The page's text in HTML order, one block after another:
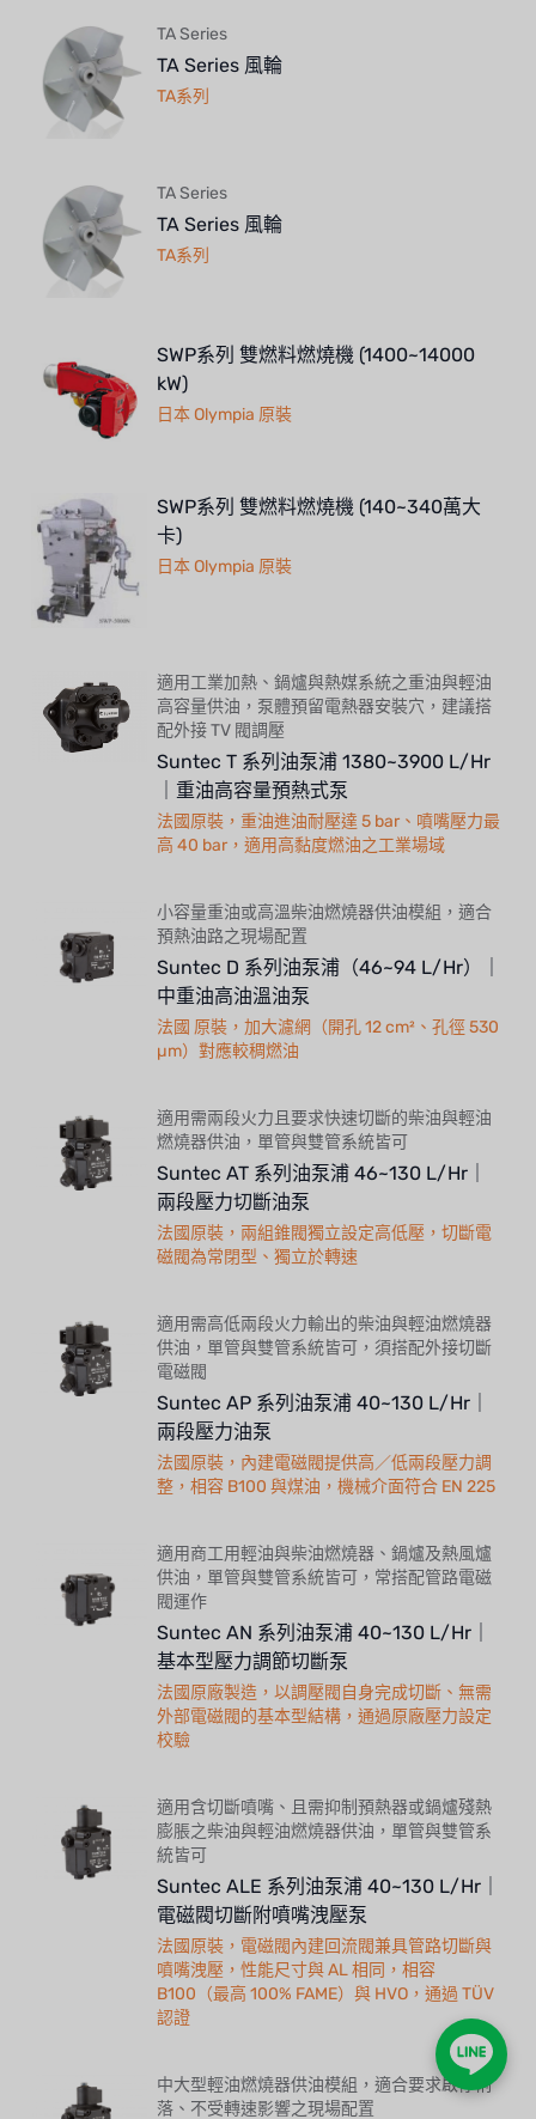
TA Series
TA Series 風輪
TA系列
TA Series
TA Series 風輪
TA系列
SWP系列 雙燃料燃燒機 (1400~14000
kW)
日本 Olympia 原裝
SWP系列 雙燃料燃燒機 (140~340萬大
卡)
日本 Olympia 原裝
適用工業加熱、鍋爐與熱媒系統之重油與輕油
高容量供油，泵體預留電熱器安裝穴，建議搭
配外接 TV 閥調壓
Suntec T 系列油泵浦 1380~3900 L/Hr
｜重油高容量預熱式泵
法國原裝，重油進油耐壓達 5 bar、噴嘴壓力最
高 40 bar，適用高黏度燃油之工業場域
小容量重油或高溫柴油燃燒器供油模組，適合
預熱油路之現場配置
Suntec D 系列油泵浦（46~94 L/Hr）｜
中重油高油溫油泵
法國 原裝，加大濾網（開孔 12 cm²、孔徑 530
µm）對應較稠燃油
適用需兩段火力且要求快速切斷的柴油與輕油
燃燒器供油，單管與雙管系統皆可
Suntec AT 系列油泵浦 46~130 L/Hr｜
兩段壓力切斷油泵
法國原裝，兩組錐閥獨立設定高低壓，切斷電
磁閥為常閉型、獨立於轉速
適用需高低兩段火力輸出的柴油與輕油燃燒器
供油，單管與雙管系統皆可，須搭配外接切斷
電磁閥
Suntec AP 系列油泵浦 40~130 L/Hr｜
兩段壓力油泵
法國原裝，內建電磁閥提供高／低兩段壓力調
整，相容 B100 與煤油，機械介面符合 EN 225
適用商工用輕油與柴油燃燒器、鍋爐及熱風爐
供油，單管與雙管系統皆可，常搭配管路電磁
閥運作
Suntec AN 系列油泵浦 40~130 L/Hr｜
基本型壓力調節切斷泵
法國原廠製造，以調壓閥自身完成切斷、無需
外部電磁閥的基本型結構，通過原廠壓力設定
校驗
適用含切斷噴嘴、且需抑制預熱器或鍋爐殘熱
膨脹之柴油與輕油燃燒器供油，單管與雙管系
統皆可
Suntec ALE 系列油泵浦 40~130 L/Hr｜
電磁閥切斷附噴嘴洩壓泵
法國原裝，電磁閥內建回流閥兼具管路切斷與
噴嘴洩壓，性能尺寸與 AL 相同，相容
B100（最高 100% FAME）與 HVO，通過 TÜV
認證
中大型輕油燃燒器供油模組，適合要求啟停俐
落、不受轉速影響之現場配置